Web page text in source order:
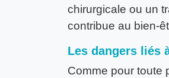
chirurgicale ou un
contribue au bien-
Les dangers liés
Comme pour toute